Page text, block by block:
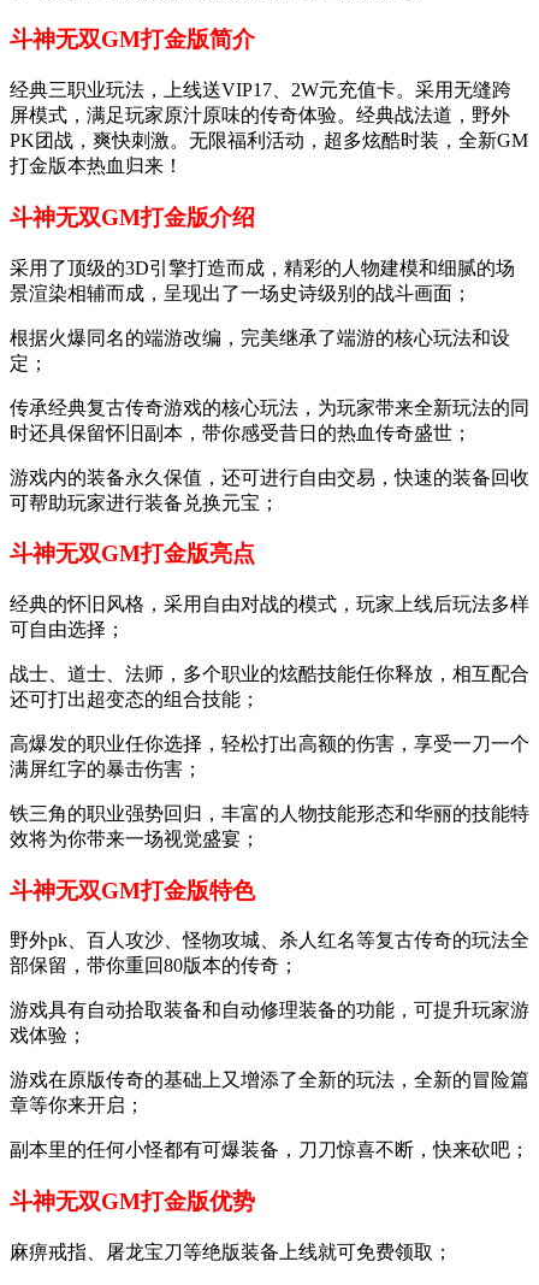
斗神无双GM打金版简介
经典三职业玩法，上线送VIP17、2W元充值卡。采用无缝跨
屏模式，满足玩家原汁原味的传奇体验。经典战法道，野外
PK团战，爽快刺激。无限福利活动，超多炫酷时装，全新GM
打金版本热血归来！
斗神无双GM打金版介绍
采用了顶级的3D引擎打造而成，精彩的人物建模和细腻的场
景渲染相辅而成，呈现出了一场史诗级别的战斗画面；
根据火爆同名的端游改编，完美继承了端游的核心玩法和设
定；
传承经典复古传奇游戏的核心玩法，为玩家带来全新玩法的同
时还具保留怀旧副本，带你感受昔日的热血传奇盛世；
游戏内的装备永久保值，还可进行自由交易，快速的装备回收
可帮助玩家进行装备兑换元宝；
斗神无双GM打金版亮点
经典的怀旧风格，采用自由对战的模式，玩家上线后玩法多样
可自由选择；
战士、道士、法师，多个职业的炫酷技能任你释放，相互配合
还可打出超变态的组合技能；
高爆发的职业任你选择，轻松打出高额的伤害，享受一刀一个
满屏红字的暴击伤害；
铁三角的职业强势回归，丰富的人物技能形态和华丽的技能特
效将为你带来一场视觉盛宴；
斗神无双GM打金版特色
野外pk、百人攻沙、怪物攻城、杀人红名等复古传奇的玩法全
部保留，带你重回80版本的传奇；
游戏具有自动拾取装备和自动修理装备的功能，可提升玩家游
戏体验；
游戏在原版传奇的基础上又增添了全新的玩法，全新的冒险篇
章等你来开启；
副本里的任何小怪都有可爆装备，刀刀惊喜不断，快来砍吧；
斗神无双GM打金版优势
麻痹戒指、屠龙宝刀等绝版装备上线就可免费领取；